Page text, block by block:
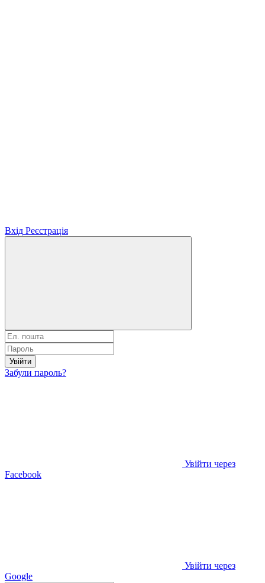
Вхід Реєстрація
Увійти
Забули пароль?
Увійти через
Facebook
Увійти через
Google